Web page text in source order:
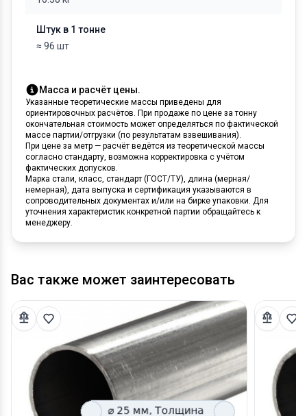
Штук в 1 тонне
≈ 96 шт
Масса и расчёт цены.
Указанные теоретические массы приведены для
ориентировочных расчётов. При продаже по цене за тонну
окончательная стоимость может определяться по фактической
массе партии/отгрузки (по результатам взвешивания).
При цене за метр — расчёт ведётся из теоретической массы
согласно стандарту, возможна корректировка с учётом
фактических допусков.
Марка стали, класс, стандарт (ГОСТ/ТУ), длина (мерная/
немерная), дата выпуска и сертификация указываются в
сопроводительных документах и/или на бирке упаковки. Для
уточнения характеристик конкретной партии обращайтесь к
менеджеру.
Вас также может заинтересовать